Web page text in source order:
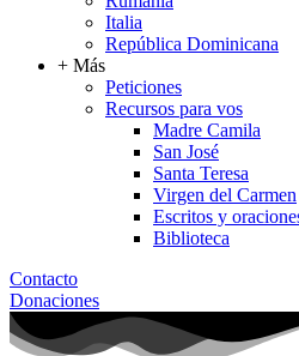
Italia
República Dominicana
+ Más
Peticiones
Recursos para vos
Madre Camila
San José
Santa Teresa
Virgen del Carmen
Escritos y
Biblioteca
Contacto
Donaciones